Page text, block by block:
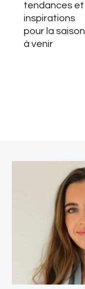
tendances et
inspirations
pour la saison
à venir